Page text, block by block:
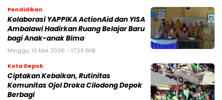
Pendidikan
Kolaborasi YAPPIKA ActionAid dan YISA
Ambalawi Hadirkan Ruang Belajar Baru
bagi Anak-anak Bima
Minggu, 10 Mei 2026 - 17:29 WIB
Kota Depok
Ciptakan Kebaikan, Rutinitas
Komunitas Ojol Droka Cilodong Depok
Berbagi